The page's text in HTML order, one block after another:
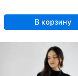
В корзину